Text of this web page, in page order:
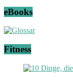
eBooks
Fitness